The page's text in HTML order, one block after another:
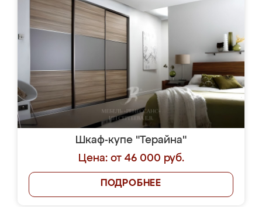
Шкаф-купе "Терайна"
Цена: от 46 000 руб.
ПОДРОБНЕЕ